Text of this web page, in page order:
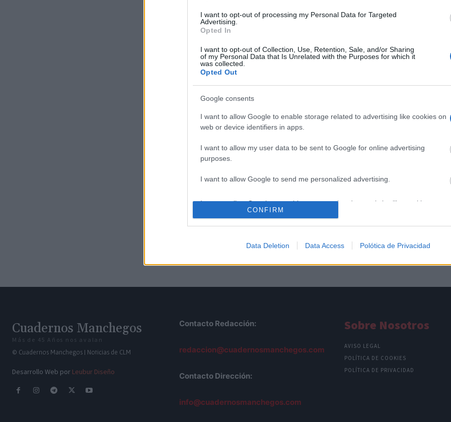
I want to opt-out of processing my Personal Data for Targeted
Advertising.
Opted In
I want to opt-out of Collection, Use, Retention, Sale, and/or Sharing
of my Personal Data that Is Unrelated with the Purposes for which it
was collected.
Opted Out
Google consents
I want to allow Google to enable storage related to advertising like cookies on
web or device identifiers in apps.
I want to allow my user data to be sent to Google for online advertising
purposes.
I want to allow Google to send me personalized advertising.
I want to allow Google to enable storage related to analytics like cookies on
web or device identifiers in apps.
I want to allow Google to enable storage related to personalization.
I want to allow Google to enable storage related to security, including
CONFIRM
Data Deletion Data Access Polótica de Privacidad
Cuadernos Manchegos
Más de 45 Años nos avalan
© Cuadernos Manchegos | Noticias de CLM
Desarrollo Web por Leubur Diseño
Contacto Redacción:
redaccion@cuadernosmanchegos.com
Contacto Dirección:
info@cuadernosmanchegos.com
Sobre Nosotros
AVISO LEGAL
POLÍTICA DE COOKIES
POLÍTICA DE PRIVACIDAD